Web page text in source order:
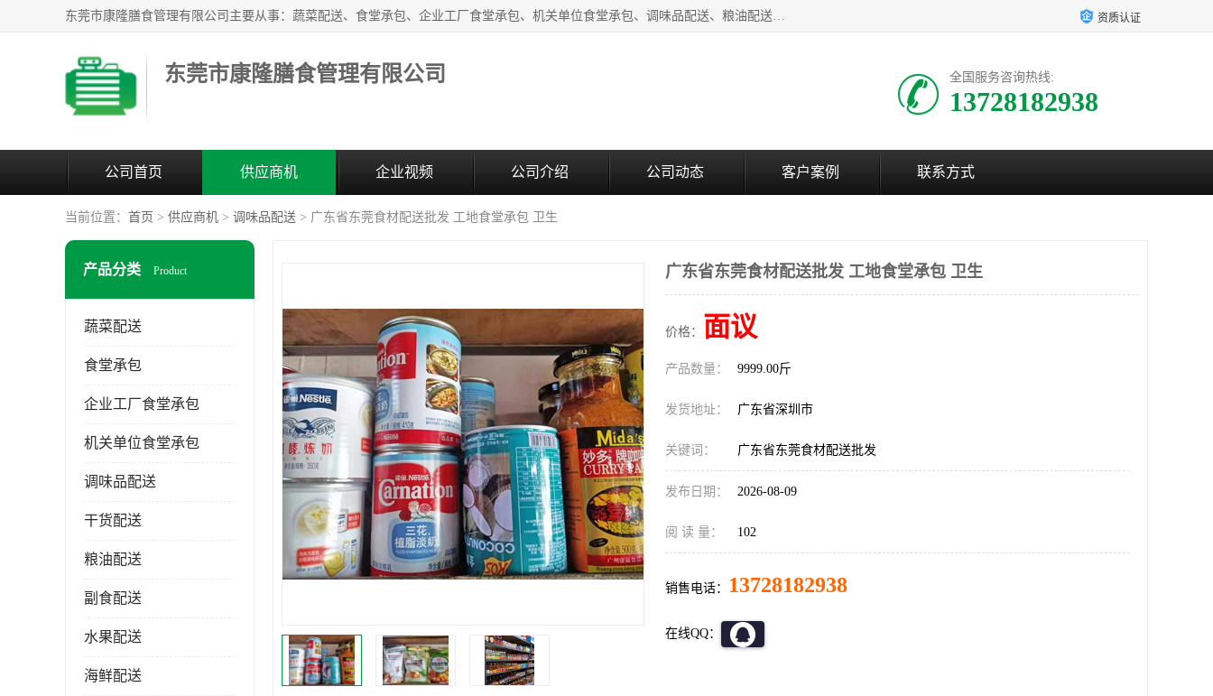
东莞市康隆膳食管理有限公司主要从事：蔬菜配送、食堂承包、企业工厂食堂承包、机关单位食堂承包、调味品配送、粮油配送、干货配送、副食配送、水果配送、海鲜配送等业务，东莞蔬菜配送电话，咨询在线客服。 资质认证
东莞市康隆膳食管理有限公司 全国服务咨询热线:
13728182938
公司首页 供应商机 企业视频 公司介绍 公司动态 客户案例 联系方式
当前位置： 首页 > 供应商机 > 调味品配送 > 广东省东莞食材配送批发 工地食堂承包 卫生
产品分类 Product
蔬菜配送
食堂承包
企业工厂食堂承包
机关单位食堂承包
调味品配送
干货配送
粮油配送
副食配送
水果配送
海鲜配送
广东省东莞食材配送批发 工地食堂承包 卫生
价格： 面议
产品数量： 9999.00斤
发货地址： 广东省深圳市
关键词： 广东省东莞食材配送批发
发布日期： 2026-08-09
阅 读 量： 102
销售电话： 13728182938
在线QQ：